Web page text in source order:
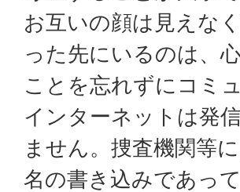
お互いの顔は見えな
った先にいるのは、
ことを忘れずにコミ
インターネットは発
ません。捜査機関等
名の書き込みであっ